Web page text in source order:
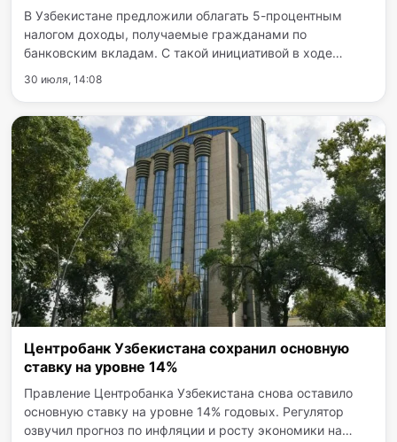
В Узбекистане предложили облагать 5-процентным
налогом доходы, получаемые гражданами по
банковским вкладам. С такой инициативой в ходе
выступили специалисты Института сокращения теневой
30 июля, 14:08
Центробанк Узбекистана сохранил основную
ставку на уровне 14%
Правление Центробанка Узбекистана снова оставило
основную ставку на уровне 14% годовых. Регулятор
озвучил прогноз по инфляции и росту экономики на